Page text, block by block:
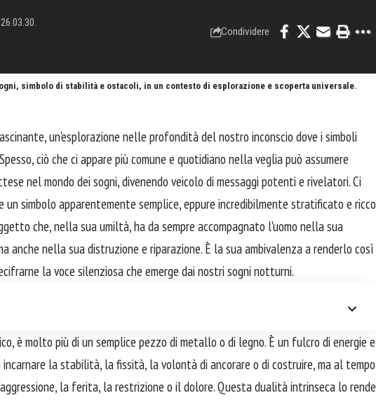
Condividere
simbolo di stabilità e ostacoli, in un contesto di esplorazione e scoperta universale.
un'esplorazione nelle profondità del nostro inconscio dove i simboli
ciò che ci appare più comune e quotidiano nella veglia può assumere
nel mondo dei sogni, divenendo veicolo di messaggi potenti e rivelatori. Ci
simbolo apparentemente semplice, eppure incredibilmente stratificato e ricco
che, nella sua umiltà, ha da sempre accompagnato l'uomo nella sua
anche nella sua distruzione e riparazione. È la sua ambivalenza a renderlo così
la voce silenziosa che emerge dai nostri sogni notturni.
è molto più di un semplice pezzo di metallo o di legno. È un fulcro di energie e
incarnare la stabilità, la fissità, la volontà di ancorare o di costruire, ma al tempo
la ferita, la restrizione o il dolore. Questa dualità intrinseca lo rende